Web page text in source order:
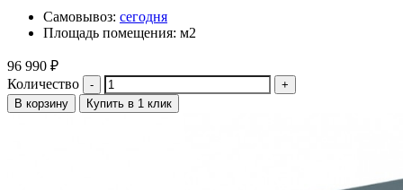
Самовывоз: сегодня
Площадь помещения: м2
96 990 ₽
Количество
В корзину Купить в 1 клик